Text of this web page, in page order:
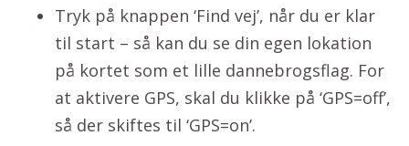
Tryk på knappen ‘Find vej’, når du er klar
til start – så kan du se din egen lokation
på kortet som et lille dannebrogsflag. For
at aktivere GPS, skal du klikke på ‘GPS=off’,
så der skiftes til ‘GPS=on’.